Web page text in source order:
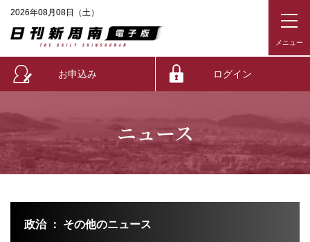
2026年08月08日（土）
お申込み ログイン
ニュース
政治 ： その他のニュース